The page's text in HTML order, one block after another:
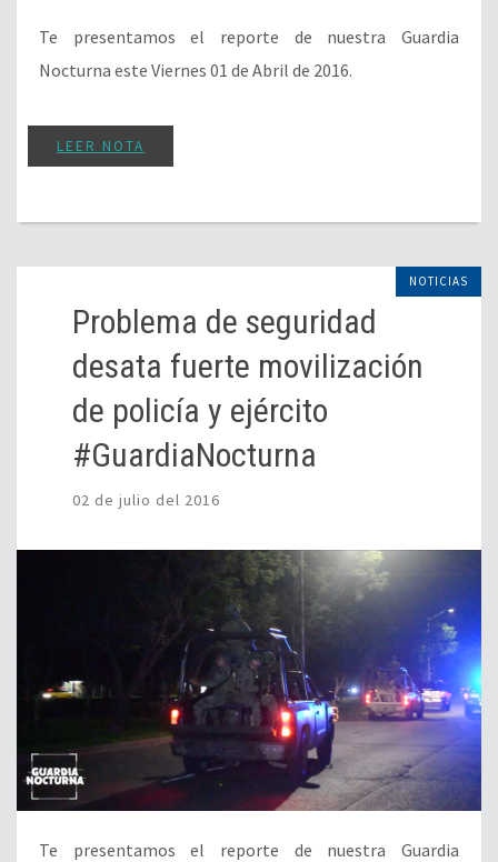
Te presentamos el reporte de nuestra Guardia
Nocturna este Viernes 01 de Abril de 2016.
LEER NOTA
NOTICIAS
Problema de seguridad
desata fuerte movilización
de policía y ejército
#GuardiaNocturna
02 de julio del 2016
Te presentamos el reporte de nuestra Guardia